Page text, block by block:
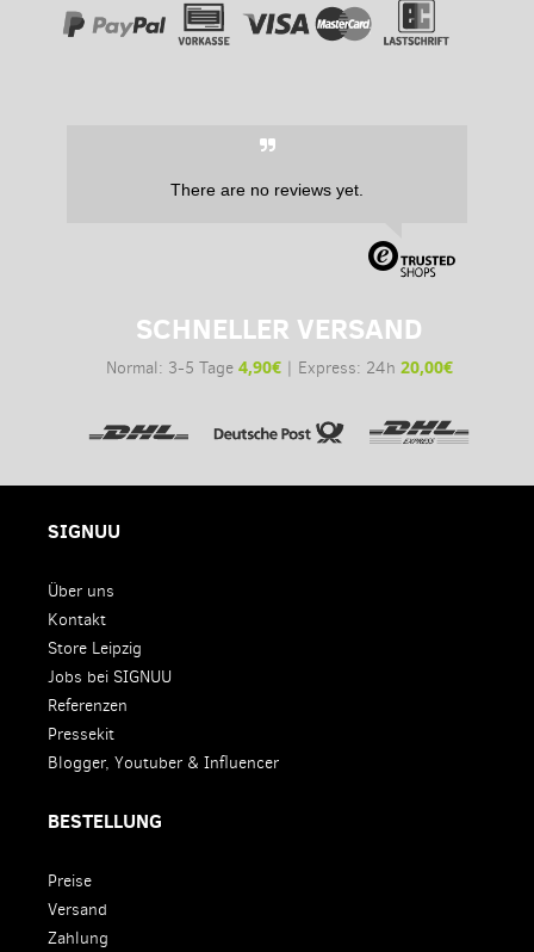
There are no reviews yet.
SCHNELLER VERSAND
Normal: 3-5 Tage 4,90€| Express: 24h 20,00€
SIGNUU
Über uns
Kontakt
Store Leipzig
Jobs bei SIGNUU
Referenzen
Pressekit
Blogger, Youtuber & Influencer
BESTELLUNG
Preise
Versand
Zahlung